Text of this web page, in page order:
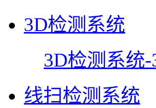
3D检测系统
3D检测系统-
线扫检测系统